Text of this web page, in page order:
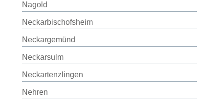
Nagold
Neckarbischofsheim
Neckargemünd
Neckarsulm
Neckartenzlingen
Nehren